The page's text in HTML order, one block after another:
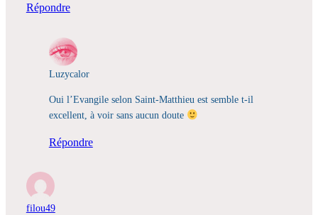
Répondre
Luzycalor
Oui l’Evangile selon Saint-Matthieu est semble t-il
excellent, à voir sans aucun doute
Répondre
filou49